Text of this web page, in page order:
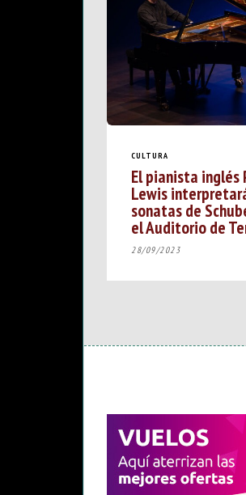
CULTURA
El pianista inglés
Lewis
sonatas de
el Auditorio de
28/09/2023